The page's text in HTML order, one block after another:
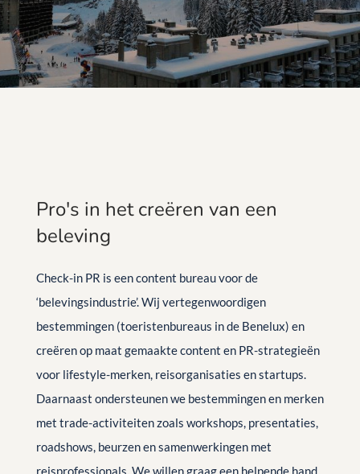
Pro's in het creëren van een
beleving
Check-in PR is een content bureau voor de
‘belevingsindustrie’. Wij vertegenwoordigen
bestemmingen (toeristenbureaus in de Benelux) en
creëren op maat gemaakte content en PR-strategieën
voor lifestyle-merken, reisorganisaties en startups.
Daarnaast ondersteunen we bestemmingen en merken
met trade-activiteiten zoals workshops, presentaties,
roadshows, beurzen en samenwerkingen met
reisprofessionals. We willen graag een helpende hand